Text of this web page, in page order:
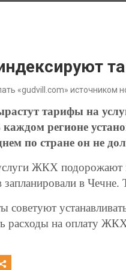
«gudvill.com» источником
тарифы на
регионе
по стране он не
ЖКХ
в Чечне.
советуют
расходы на оплату